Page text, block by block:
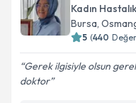
Kadın
Bursa,
5 (440
Gerek ilgisiyle olsun
doktor